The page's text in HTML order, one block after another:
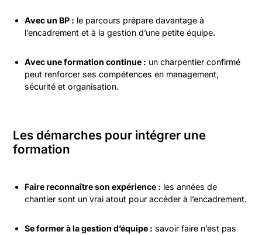
Avec un BP : le parcours prépare davantage à
l’encadrement et à la gestion d’une petite équipe.
Avec une formation continue : un charpentier confirmé
peut renforcer ses compétences en management,
sécurité et organisation.
Les démarches pour intégrer une
formation
Faire reconnaître son expérience : les années de
chantier sont un vrai atout pour accéder à l’encadrement.
Se former à la gestion d’équipe : savoir faire n’est pas